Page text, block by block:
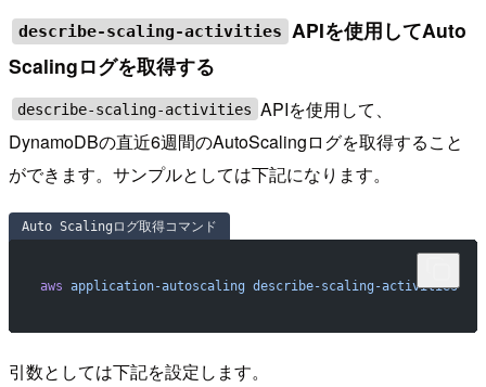
describe-scaling-activities
APIを使用してAuto
Scalingログを取得する
describe-scaling-activities APIを使用して、
DynamoDBの直近6週間のAutoScalingログを取得すること
ができます。サンプルとしては下記になります。
Auto Scalingログ取得コマンド
aws application-autoscaling describe-scaling-activities
引数としては下記を設定します。